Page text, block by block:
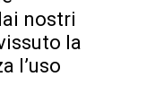
nostri
la
l’uso